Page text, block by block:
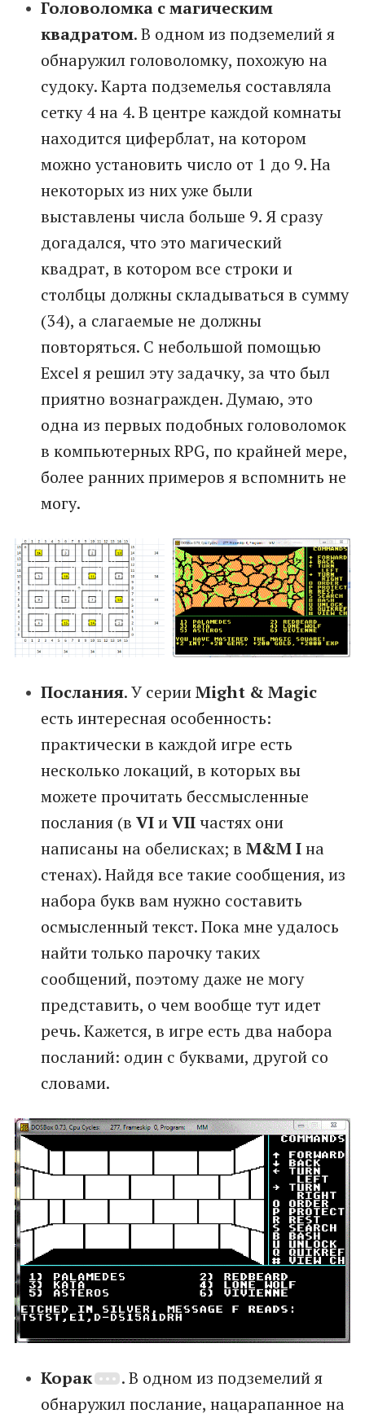
Головоломка с магическим
квадратом. В одном из подземелий я
обнаружил головоломку, похожую на
судоку. Карта подземелья составляла
сетку 4 на 4. В центре каждой комнаты
находится циферблат, на котором
можно установить число от 1 до 9. На
некоторых из них уже были
выставлены числа больше 9. Я сразу
догадался, что это магический
квадрат, в котором все строки и
столбцы должны складываться в сумму
(34), а слагаемые не должны
повторяться. С небольшой помощью
Excel я решил эту задачку, за что был
приятно вознагражден. Думаю, это
одна из первых подобных головоломок
в компьютерных RPG, по крайней мере,
более ранних примеров я вспомнить не
могу.
Послания. У серииMight & Magic
есть интересная особенность:
практически в каждой игре есть
несколько локаций, в которых вы
можете прочитать бессмысленные
послания (в VIиVIIчастях они
написаны на обелисках; в M&M Iна
стенах). Найдя все такие сообщения, из
набора букв вам нужно составить
осмысленный текст. Пока мне удалось
найти только парочку таких
сообщений, поэтому даже не могу
представить, о чем вообще тут идет
речь. Кажется, в игре есть два набора
посланий: один с буквами, другой со
словами.
Корак
. В одном из подземелий я
обнаружил послание, нацарапанное на